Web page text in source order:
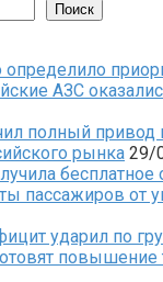
Поиск
определило
АЗС
полный
рынка 29/
пассажиров от
ударил по
повышение